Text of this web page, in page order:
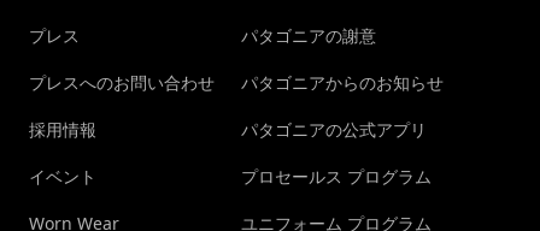
プレス
プレスへのお問い合わせ
採用情報
イベント
Worn Wear
パタゴニアの謝意
パタゴニアからのお知らせ
パタゴニアの公式アプリ
プロセールス プログラム
ユニフォーム プログラム